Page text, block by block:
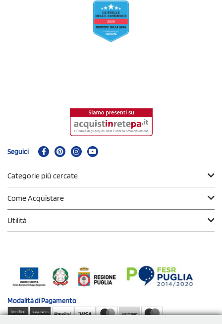
Seguici
Categorie più cercate
Come Acquistare
Utilità
Modalità diPagamento